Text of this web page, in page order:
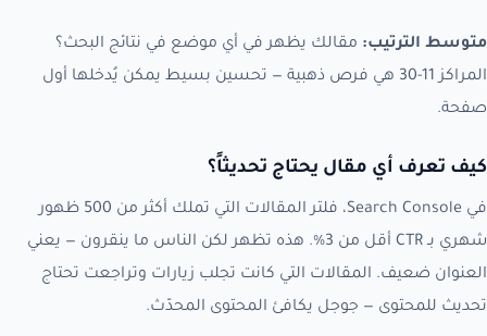
متوسط الترتيب: مقالك يظهر في أي موضع في نتائج البحث؟
المراكز 11-30 هي فرص ذهبية — تحسين بسيط يمكن يُدخلها أول
صفحة.
كيف تعرف أي مقال يحتاج تحديثاً؟
في Search Console، فلتر المقالات التي تملك أكثر من 500 ظهور
شهري بـ CTR أقل من 3%. هذه تظهر لكن الناس ما ينقرون — يعني
العنوان ضعيف. المقالات التي كانت تجلب زيارات وتراجعت تحتاج
تحديث للمحتوى — جوجل يكافئ المحتوى المحدّث.